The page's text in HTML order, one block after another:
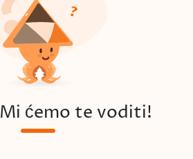
Mi ćemo te voditi!